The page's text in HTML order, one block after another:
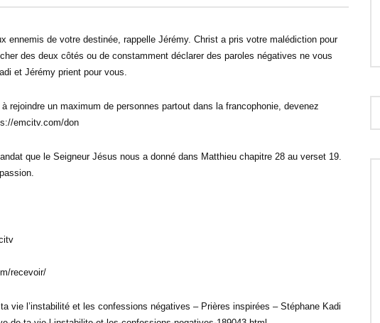
Martorano
ennemis de votre destinée, rappelle Jérémy. Christ a pris votre malédiction pour
des deux côtés ou de constamment déclarer des paroles négatives ne vous
et Jérémy prient pour vous.
rejoindre un maximum de personnes partout dans la francophonie, devenez
emcitv.com/don
que le Seigneur Jésus nous a donné dans Matthieu chapitre 28 au verset 19.
recevoir/
vie l’instabilité et les confessions négatives – Prières inspirées – Stéphane Kadi